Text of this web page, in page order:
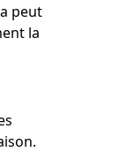
peut
la